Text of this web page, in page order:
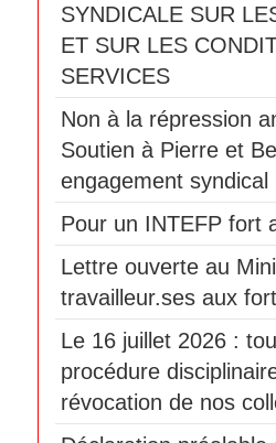
SYNDICALE SUR
ET SUR LES
SERVICES
Non à la répression
Soutien à Pierre et
engagement syndical
Pour un INTEFP fort
Lettre ouverte au
travailleur.ses aux
Le 16 juillet 2026 :
procédure
révocation de nos